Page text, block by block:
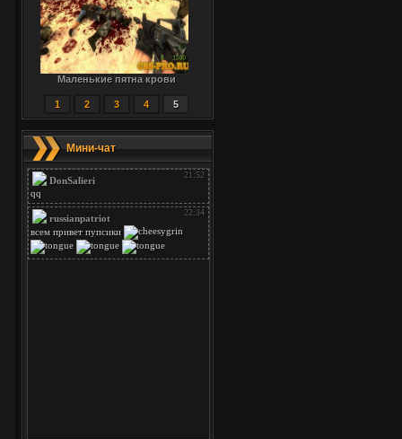
Маленькие пятна крови
1 2 3 4 5
Мини-чат